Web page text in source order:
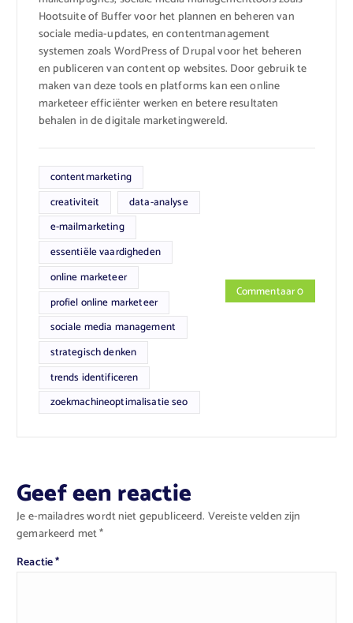
Hootsuite of Buffer voor het plannen en beheren van
sociale media-updates, en contentmanagement
systemen zoals WordPress of Drupal voor het beheren
en publiceren van content op websites. Door gebruik te
maken van deze tools en platforms kan een online
marketeer efficiënter werken en betere resultaten
behalen in de digitale marketingwereld.
contentmarketing
creativiteit
data-analyse
e-mailmarketing
essentiële vaardigheden
online marketeer
profiel online marketeer
sociale media management
strategisch denken
trends identificeren
zoekmachineoptimalisatie seo
Commentaar 0
Geef een reactie
Je e-mailadres wordt niet gepubliceerd. Vereiste velden zijn
gemarkeerd met*
Reactie*